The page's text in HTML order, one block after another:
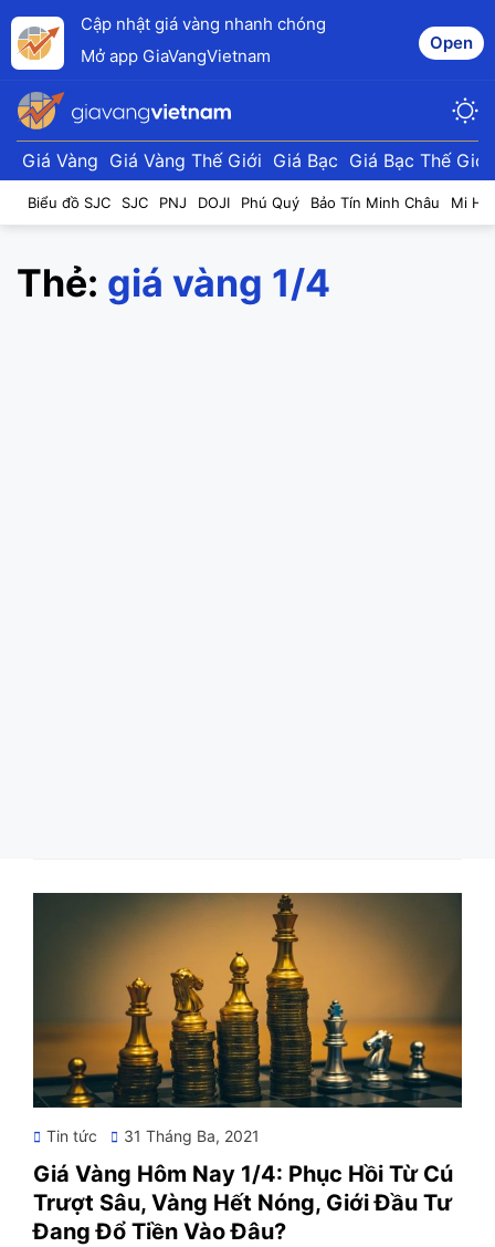
Cập nhật giá vàng nhanh chóng
Mở app GiaVangVietnam
Open
Giá Vàng Giá Vàng Thế Giới Giá Bạc Giá Bạc Thế Giới
Biểu đồ SJC SJC PNJ DOJI Phú Quý Bảo Tín Minh Châu Mi
Thẻ: giá vàng 1/4
Tin tức
Posted
31 Tháng Ba, 2021
Giá Vàng Hôm Nay 1/4: Phục Hồi Từ Cú
Trượt Sâu, Vàng Hết Nóng, Giới Đầu Tư
Đang Đổ Tiền Vào Đâu?